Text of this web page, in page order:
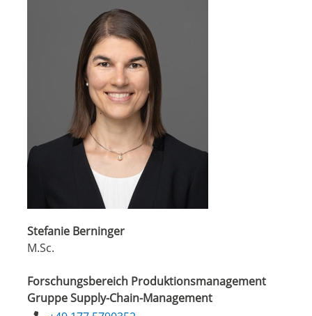
Stefanie Berninger
M.Sc.
Forschungsbereich Produktionsmanagement
Gruppe Supply-Chain-Management